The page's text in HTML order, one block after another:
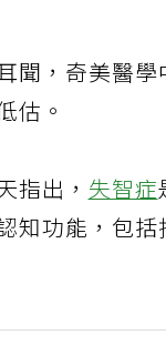
聞，奇美醫
估。
指出，失智症
功能，包括